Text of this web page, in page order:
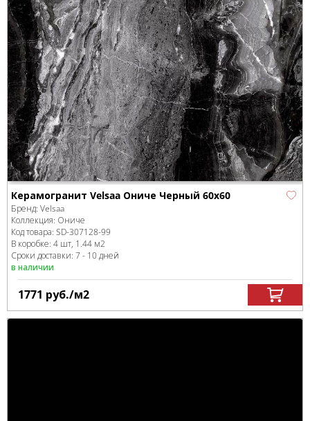
Керамогранит Velsaa Ониче Черный 60x60
Бренд: Velsaa
Коллекция: Ониче
Код товара: SD-307128-99
В коробке: 4 шт, 1.44 м2
Сроки доставки: 7 - 10 дней
в наличии
1771 руб./м2